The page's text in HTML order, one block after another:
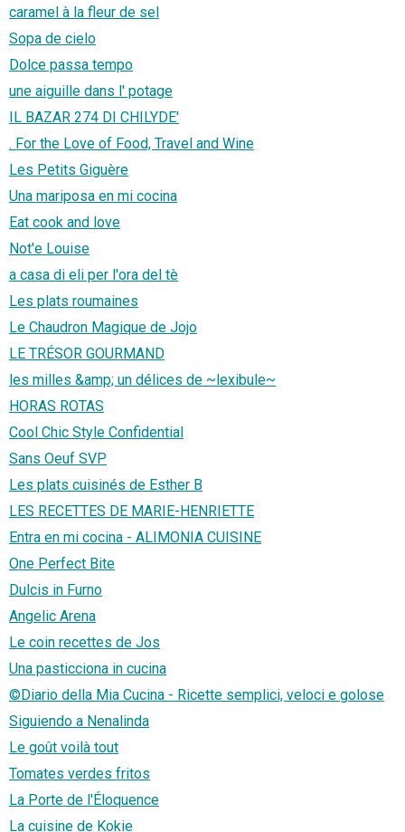
caramel à la fleur de sel
Sopa de cielo
Dolce passa tempo
une aiguille dans l' potage
IL BAZAR 274 DI CHILYDE'
. For the Love of Food, Travel and Wine
Les Petits Giguère
Una mariposa en mi cocina
Eat cook and love
Not'e Louise
a casa di eli per l'ora del tè
Les plats roumaines
Le Chaudron Magique de Jojo
LE TRÉSOR GOURMAND
les milles &amp; un délices de ~lexibule~
HORAS ROTAS
Cool Chic Style Confidential
Sans Oeuf SVP
Les plats cuisinés de Esther B
LES RECETTES DE MARIE-HENRIETTE
Entra en mi cocina - ALIMONIA CUISINE
One Perfect Bite
Dulcis in Furno
Angelic Arena
Le coin recettes de Jos
Una pasticciona in cucina
©Diario della Mia Cucina - Ricette semplici, veloci e golose
Siguiendo a Nenalinda
Le goût voilà tout
Tomates verdes fritos
La Porte de l'Éloquence
La cuisine de Kokie